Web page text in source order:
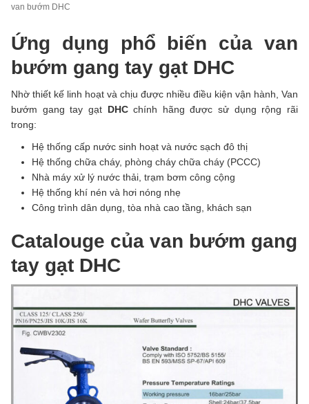
van bướm DHC
Ứng dụng phổ biến của van
bướm gang tay gạt DHC
Nhờ thiết kế linh hoạt và chịu được nhiều điều kiện vận hành, Van
bướm gang tay gạt DHCchính hãng được sử dụng rộng rãi
trong:
Hệ thống cấp nước sinh hoạt và nước sạch đô thị
Hệ thống chữa cháy, phòng cháy chữa cháy (PCCC)
Nhà máy xử lý nước thải, trạm bơm công cộng
Hệ thống khí nén và hơi nóng nhẹ
Công trình dân dụng, tòa nhà cao tầng, khách sạn
Catalouge của van bướm gang
tay gạt DHC